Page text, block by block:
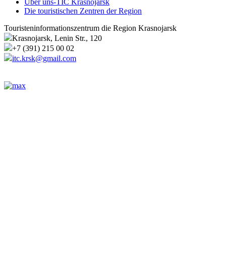
Die touristischen Zentren der Region
Touristeninformationszentrum die Region Krasnojarsk
Krasnojarsk, Lenin Str., 120
+7 (391) 215 00 02
itc.krsk@gmail.com